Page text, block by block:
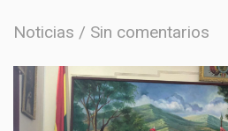
SISTEMAS DE DRENAJE URBANO
FORTALECIMIENTO INSTITUCIONAL
NOTICIAS
Noticias Sin comentarios